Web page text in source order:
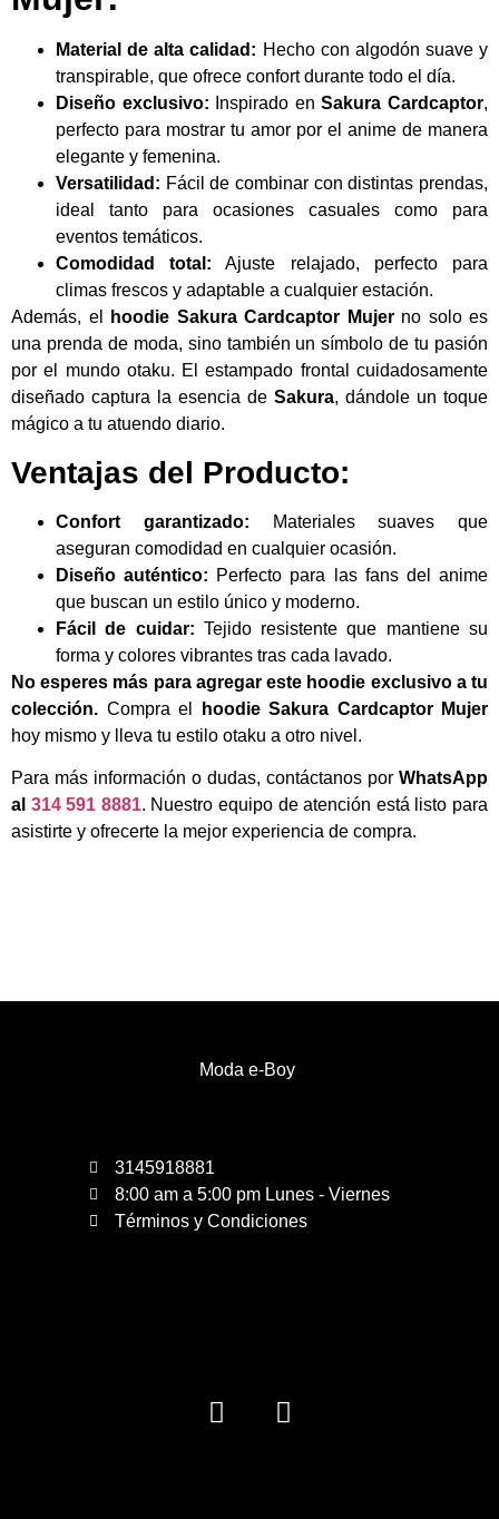
Material de alta calidad: Hecho con algodón suave y
transpirable, que ofrece confort durante todo el día.
Diseño exclusivo: Inspirado enSakura Cardcaptor,
perfecto para mostrar tu amor por el anime de manera
elegante y femenina.
Versatilidad: Fácil de combinar con distintas prendas,
ideal tanto para ocasiones casuales como para
eventos temáticos.
Comodidad total: Ajuste relajado, perfecto para
climas frescos y adaptable a cualquier estación.
Además, el
hoodie Sakura Cardcaptor Mujerno solo es
una prenda de moda, sino también un símbolo de tu pasión
por el mundo otaku. El estampado frontal cuidadosamente
diseñado captura la esencia de Sakura, dándole un toque
mágico a tu atuendo diario.
Ventajas del Producto:
Confort garantizado: Materiales suaves que
aseguran comodidad en cualquier ocasión.
Diseño auténtico: Perfecto para las fans del anime
que buscan un estilo único y moderno.
Fácil de cuidar: Tejido resistente que mantiene su
forma y colores vibrantes tras cada lavado.
No esperes más para agregar este hoodie exclusivo a tu
colección. Compra el
hoodie Sakura Cardcaptor Mujer
hoy mismo y lleva tu estilo otaku a otro nivel.
Para más información o dudas, contáctanos por WhatsApp
al 314 591 8881. Nuestro equipo de atención está listo para
asistirte y ofrecerte la mejor experiencia de compra.
Moda e-Boy
3145918881
8:00 am a 5:00 pm Lunes - Viernes
Términos y Condiciones